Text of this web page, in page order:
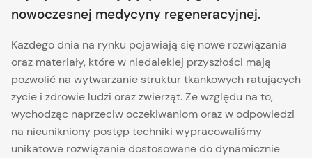
nowoczesnej medycyny regeneracyjnej.
Każdego dnia na rynku pojawiają się nowe rozwiązania
oraz materiały, które w niedalekiej przyszłości mają
pozwolić na wytwarzanie struktur tkankowych ratujących
życie i zdrowie ludzi oraz zwierząt. Ze względu na to,
wychodząc naprzeciw oczekiwaniom oraz w odpowiedzi
na nieunikniony postęp techniki wypracowaliśmy
unikatowe rozwiązanie dostosowane do dynamicznie